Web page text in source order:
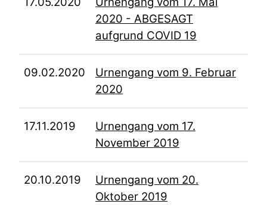
2020 - ABGESAGT
aufgrund COVID 19
09.02.2020
Urnengang vom 9. Februar
2020
17.11.2019
Urnengang vom 17.
November 2019
20.10.2019
Urnengang vom 20.
Oktober 2019